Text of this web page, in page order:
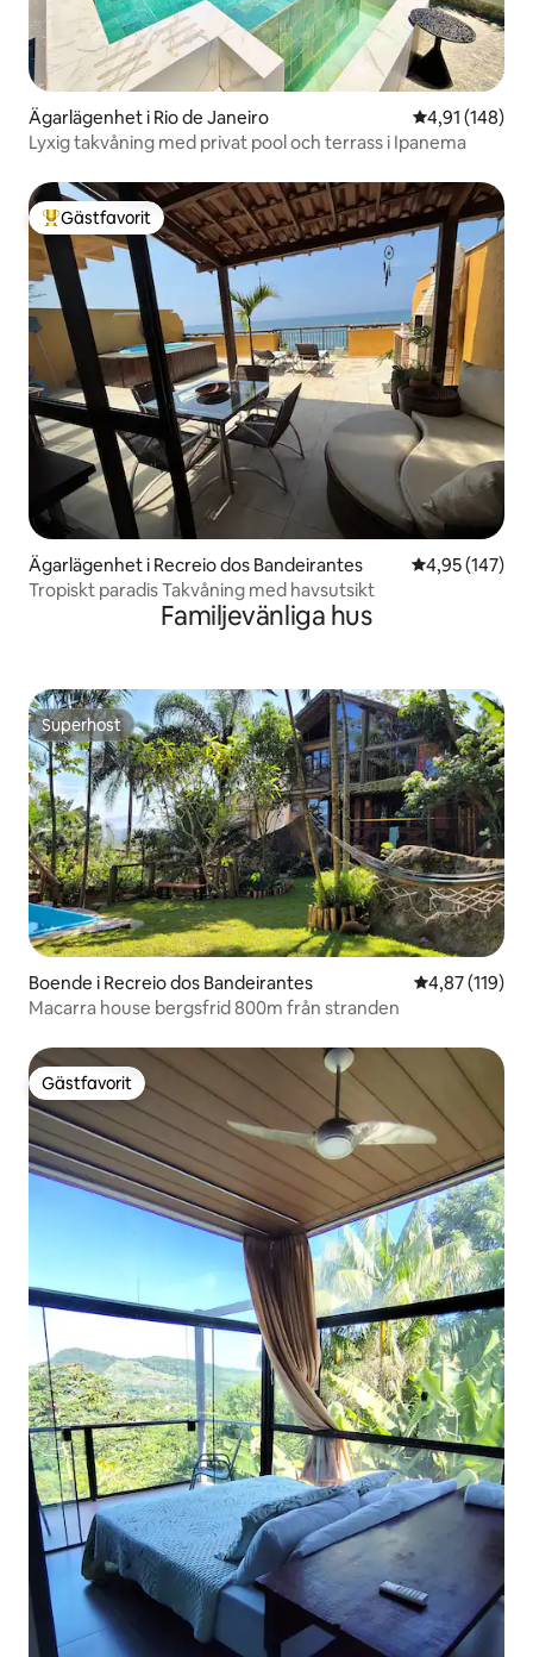
Ägarlägenhet i Rio de Janeiro 4,91 av 5 i
4,91 (148)
Lyxig takvåning med privat pool och terrass i Ipanema
Populär gästfavorit
Gästfavorit
Ägarlägenhet i Recreio dos Bandeirantes 4,95 av 5 i
4,95 (147)
Tropiskt paradis Takvåning med havsutsikt
Familjevänliga hus
Superhost
Superhost
Boende i Recreio dos Bandeirantes 4,87 av 5 i
4,87 (119)
Macarra house bergsfrid 800m från stranden
Gästfavorit
Gästfavorit